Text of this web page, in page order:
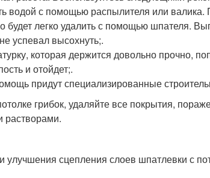
водой с помощью распылителя или валика.
будет легко удалить с помощью шпателя.
успевал высохнуть;.
которая держится довольно прочно,
и отойдет;.
придут специализированные
грибок, удаляйте все покрытия,
растворами.
сцепления слоев шпатлевки с